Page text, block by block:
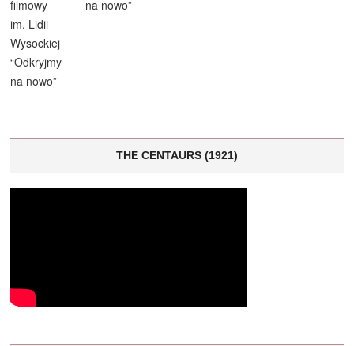
na nowo”
THE CENTAURS (1921)